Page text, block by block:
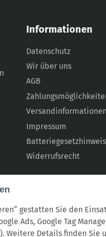
gestatten Sie den
Ads, Google Tag
Weitere Details finden Sie
Informationen
Datenschutz
Wir über uns
AGB
Versandinformationen
Impressum
Widerrufsrecht